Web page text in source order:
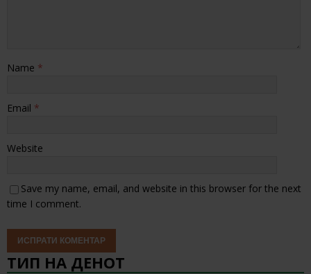
Name *
Email *
Website
Save my name, email, and website in this browser for the next
time I comment.
ТИП НА ДЕНОТ